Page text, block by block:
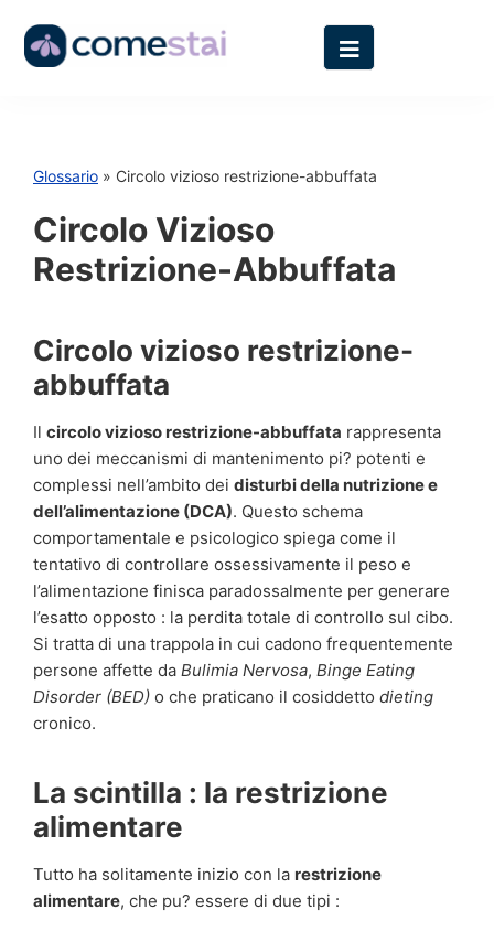
Glossario » Circolo vizioso restrizione-abbuffata
Circolo Vizioso
Restrizione-Abbuffata
Circolo vizioso restrizione-
abbuffata
Il circolo vizioso restrizione-abbuffata rappresenta
uno dei meccanismi di mantenimento pi? potenti e
complessi nell’ambito dei disturbi della nutrizione e
dell’alimentazione (DCA). Questo schema
comportamentale e psicologico spiega come il
tentativo di controllare ossessivamente il peso e
l’alimentazione finisca paradossalmente per generare
l’esatto opposto : la perdita totale di controllo sul cibo.
Si tratta di una trappola in cui cadono frequentemente
persone affette da Bulimia Nervosa, Binge Eating
Disorder (BED) o che praticano il cosiddetto dieting
cronico.
La scintilla : la restrizione
alimentare
Tutto ha solitamente inizio con la restrizione
alimentare, che pu? essere di due tipi :